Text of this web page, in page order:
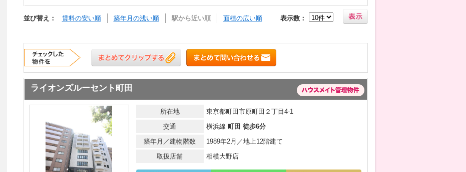
並び替え： 賃料の安い順 築年月の浅い順 駅から近い順 面積の広い順 表示数：
ライオンズルーセント町田
所在地
東京都町田市原町田２丁目4-1
交通
横浜線 町田 徒歩6分
築年月／建物階数
1989年2月／地上12階建て
取扱店舗
相模大野店